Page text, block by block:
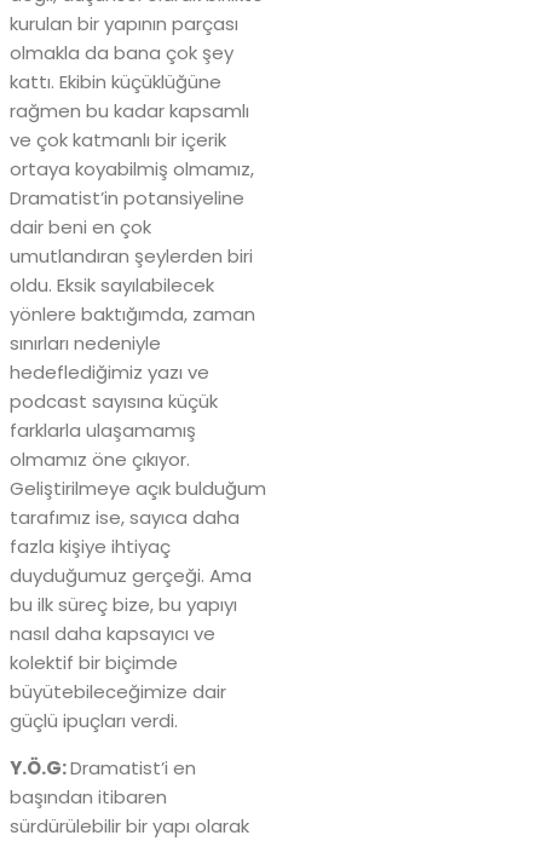
kurulan bir yapının parçası
olmakla da bana çok şey
kattı. Ekibin küçüklüğüne
rağmen bu kadar kapsamlı
ve çok katmanlı bir içerik
ortaya koyabilmiş olmamız,
Dramatist’in potansiyeline
dair beni en çok
umutlandıran şeylerden biri
oldu. Eksik sayılabilecek
yönlere baktığımda, zaman
sınırları nedeniyle
hedeflediğimiz yazı ve
podcast sayısına küçük
farklarla ulaşamamış
olmamız öne çıkıyor.
Geliştirilmeye açık bulduğum
tarafımız ise, sayıca daha
fazla kişiye ihtiyaç
duyduğumuz gerçeği. Ama
bu ilk süreç bize, bu yapıyı
nasıl daha kapsayıcı ve
kolektif bir biçimde
büyütebileceğimize dair
güçlü ipuçları verdi.
Y.Ö.G:Dramatist’i en
başından itibaren
sürdürülebilir bir yapı olarak